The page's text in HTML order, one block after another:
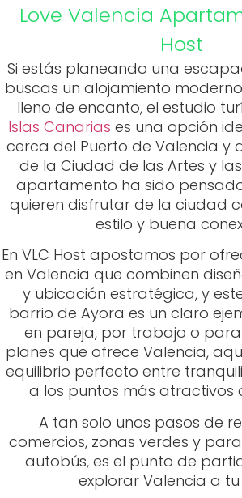
Love Valencia
Host
Si estás planeando una
buscas un alojamiento
lleno de encanto, el estudio
Islas Canarias es una opción
cerca del Puerto de Valencia y
de la Ciudad de las Artes y
apartamento ha sido
quieren disfrutar de la ciudad
estilo y buena
En VLC Host apostamos por
en Valencia que combinen
y ubicación estratégica, y
barrio de Ayora es un claro
en pareja, por trabajo o
planes que ofrece Valencia,
equilibrio perfecto entre
a los puntos más atractivos
A tan solo unos pasos de
comercios, zonas verdes y
autobús, es el punto de
explorar Valencia a tu